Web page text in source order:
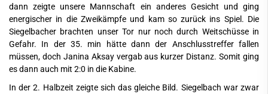
dann zeigte unsere Mannschaft ein anderes Gesicht und ging
energischer in die Zweikämpfe und kam so zurück ins Spiel. Die
Siegelbacher brachten unser Tor nur noch durch Weitschüsse in
Gefahr. In der 35. min hätte dann der Anschlusstreffer fallen
müssen, doch Janina Aksay vergab aus kurzer Distanz. Somit ging
es dann auch mit 2:0 in die Kabine.
In der 2. Halbzeit zeigte sich das gleiche Bild. Siegelbach war zwar